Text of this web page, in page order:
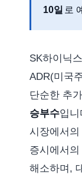
10일 로
SK하이닉
ADR(미국
단순한 추
승부수입니
시장에서
증시에서
해소하며,